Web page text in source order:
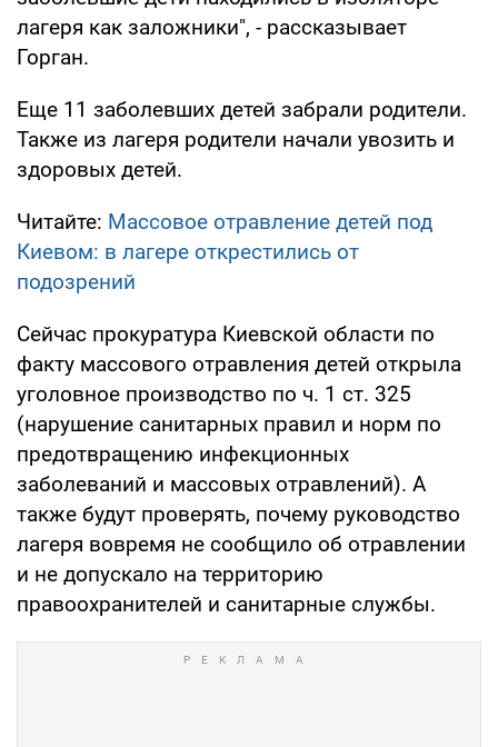
лагеря как заложники", - рассказывает
Горган.
Еще 11 заболевших детей забрали родители.
Также из лагеря родители начали увозить и
здоровых детей.
Читайте: Массовое отравление детей под
Киевом: в лагере открестились от
подозрений
Сейчас прокуратура Киевской области по
факту массового отравления детей открыла
уголовное производство по ч. 1 ст. 325
(нарушение санитарных правил и норм по
предотвращению инфекционных
заболеваний и массовых отравлений). А
также будут проверять, почему руководство
лагеря вовремя не сообщило об отравлении
и не допускало на территорию
правоохранителей и санитарные службы.